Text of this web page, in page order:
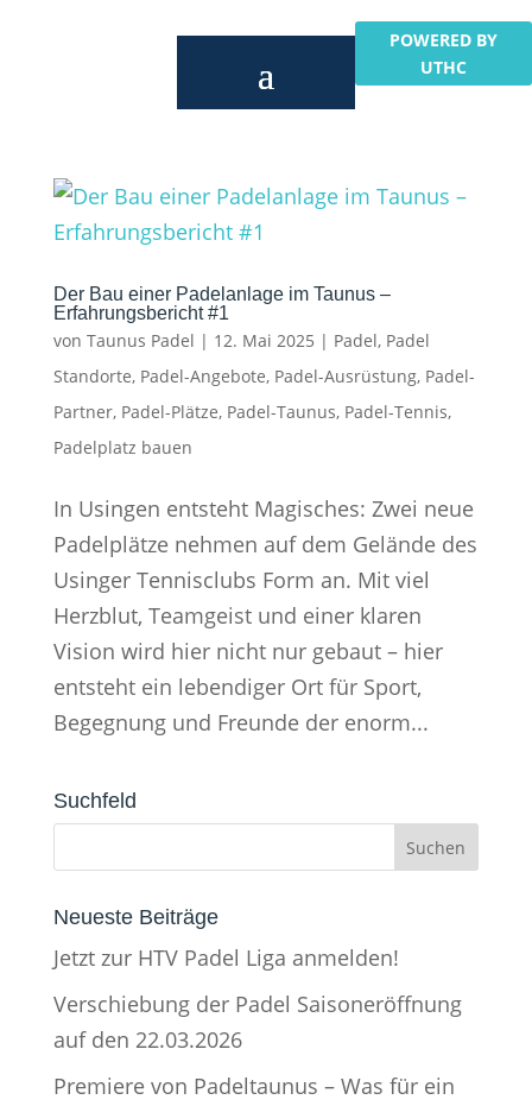
POWERED BY
UTHC
Der Bau einer Padelanlage im Taunus –
Erfahrungsbericht #1
von Taunus Padel | 12. Mai 2025 | Padel, Padel
Standorte, Padel-Angebote, Padel-Ausrüstung, Padel-
Partner, Padel-Plätze, Padel-Taunus, Padel-Tennis,
Padelplatz bauen
In Usingen entsteht Magisches: Zwei neue
Padelplätze nehmen auf dem Gelände des
Usinger Tennisclubs Form an. Mit viel
Herzblut, Teamgeist und einer klaren
Vision wird hier nicht nur gebaut – hier
entsteht ein lebendiger Ort für Sport,
Begegnung und Freunde der enorm...
Suchfeld
Neueste Beiträge
Jetzt zur HTV Padel Liga anmelden!
Verschiebung der Padel Saisoneröffnung
auf den 22.03.2026
Premiere von Padeltaunus – Was für ein